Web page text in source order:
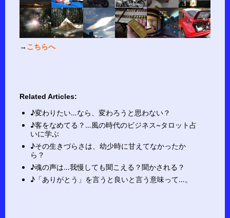
→ こちらへ
Related Articles:
♪変わりたい…なら、変わろうと思わない？
♪客をなめてる？…風の時代のビジネス~タロット占
いに学ぶ
♪その生きづらさは、幼少時に甘えてなかったか
ら？
♪魂の声は…我慢しても聞こえる？聞かされる？
♪「ありがとう」を言うと良いと言う意味って…。